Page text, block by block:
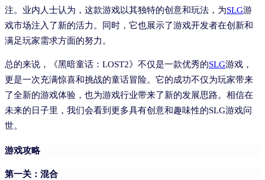
注。业内人士认为，这款游戏以其独特的创意和玩法，为SLG游
戏市场注入了新的活力。同时，它也展示了游戏开发者在创新和
满足玩家需求方面的努力。
总的来说，《黑暗童话：LOST2》不仅是一款优秀的SLG游戏，
更是一次充满惊喜和挑战的童话冒险。它的成功不仅为玩家带来
了全新的游戏体验，也为游戏行业带来了新的发展思路。相信在
未来的日子里，我们会看到更多具有创意和趣味性的SLG游戏问
世。
游戏攻略
第一关：混合